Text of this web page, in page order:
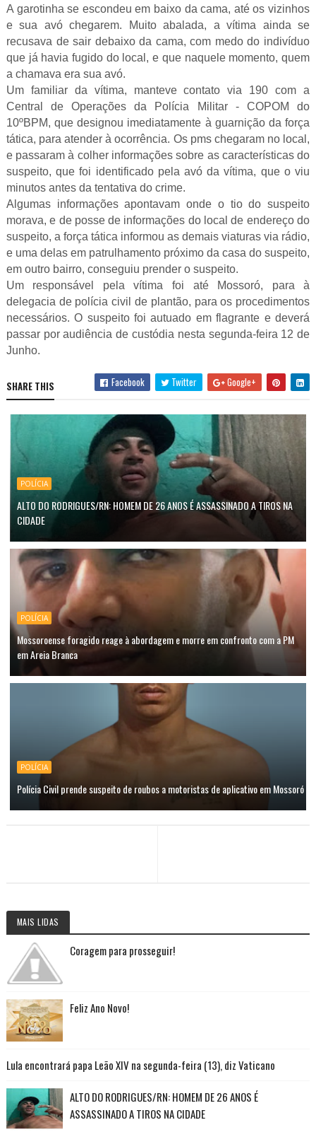
A garotinha se escondeu em baixo da cama, até os vizinhos
e sua avó chegarem. Muito abalada, a vítima ainda se
recusava de sair debaixo da cama, com medo do indivíduo
que já havia fugido do local, e que naquele momento, quem
a chamava era sua avó.
Um familiar da vítima, manteve contato via 190 com a
Central de Operações da Polícia Militar - COPOM do
10ºBPM, que designou imediatamente à guarnição da força
tática, para atender à ocorrência. Os pms chegaram no local,
e passaram à colher informações sobre as características do
suspeito, que foi identificado pela avó da vítima, que o viu
minutos antes da tentativa do crime.
Algumas informações apontavam onde o tio do suspeito
morava, e de posse de informações do local de endereço do
suspeito, a força tática informou as demais viaturas via rádio,
e uma delas em patrulhamento próximo da casa do suspeito,
em outro bairro, conseguiu prender o suspeito.
Um responsável pela vítima foi até Mossoró, para à
delegacia de polícia civil de plantão, para os procedimentos
necessários. O suspeito foi autuado em flagrante e deverá
passar por audiência de custódia nesta segunda-feira 12 de
Junho.
SHARE THIS Facebook Twitter Google+
POLÍCIA
ALTO DO RODRIGUES/RN: HOMEM DE 26 ANOS É ASSASSINADO A TIROS NA
CIDADE
POLÍCIA
Mossoroense foragido reage à abordagem e morre em confronto com a PM
em Areia Branca
POLÍCIA
Polícia Civil prende suspeito de roubos a motoristas de aplicativo em Mossoró
MAIS LIDAS
Coragem para prosseguir!
Feliz Ano Novo!
Lula encontrará papa Leão XIV na segunda-feira (13), diz Vaticano
ALTO DO RODRIGUES/RN: HOMEM DE 26 ANOS É
ASSASSINADO A TIROS NA CIDADE